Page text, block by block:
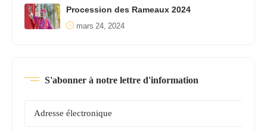
Procession des Rameaux 2024
mars 24, 2024
S'abonner à notre lettre d'information